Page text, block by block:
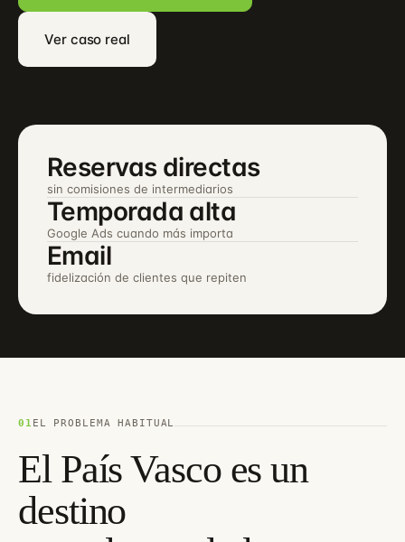
Ver caso real
Reservas directas
sin comisiones de intermediarios
Temporada alta
Google Ads cuando más importa
Email
fidelización de clientes que repiten
01 EL PROBLEMA HABITUAL
El País Vasco es un
destino